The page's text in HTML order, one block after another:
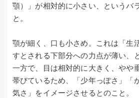
顎）」が相対的に小さい、というバ
と。
顎が細く、口も小さめ。これは「生
すとされる下部分への力点が薄い、
一方で、目は相対的に大きく、やや
帯びているため、「少年っぽさ」「
気さ」をイメージさせるとのこと。